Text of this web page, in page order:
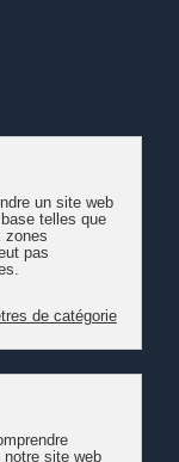
ordinaire
face au
mixité
nombreuses
sont
évolutions
plus fragilisé. Les
illustrent ces
Pro Enfance. Celle-
- et Madame
Lausanne-, ainsi